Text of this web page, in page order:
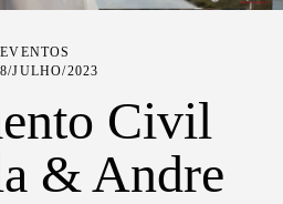
EVENTOS
JULHO/2023
Civil
& Andre